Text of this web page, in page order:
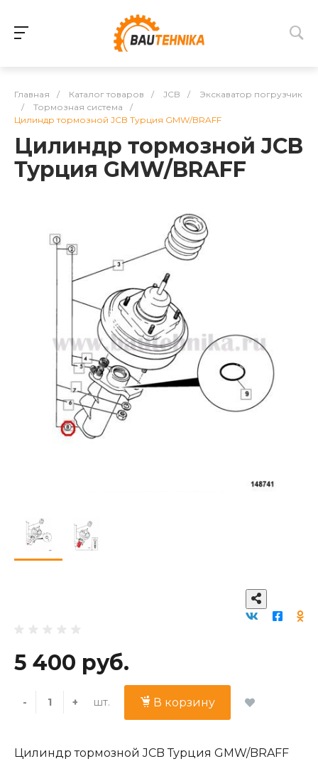
Главная / Каталог товаров / JCB /
Экскаватор погрузчик
/
Тормозная система
/
Цилиндр тормозной JCB Турция GMW/BRAFF
Цилиндр тормозной JCB
Турция GMW/BRAFF
5 400 руб.
- + шт. В корзину
Цилиндр тормозной JCB Турция GMW/BRAFF